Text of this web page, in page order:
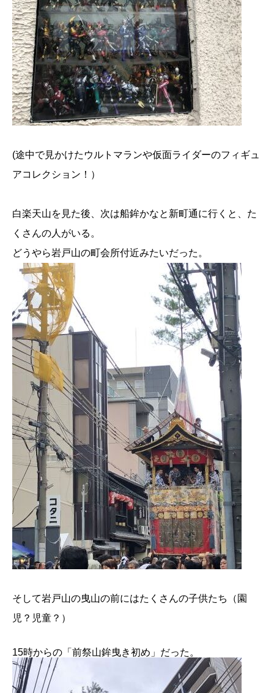
(途中で見かけたウルトマランや仮面ライダーのフィギュ
アコレクション！）
白楽天山を見た後、次は船鉾かなと新町通に行くと、た
くさんの人がいる。
どうやら岩戸山の町会所付近みたいだった。
そして岩戸山の曳山の前にはたくさんの子供たち（園
児？児童？）
15時からの「前祭山鉾曳き初め」だった。